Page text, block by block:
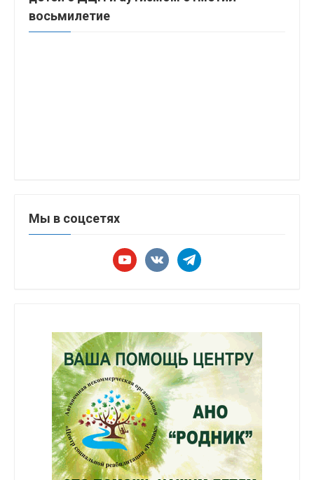
восьмилетие
Мы в соцсетях
youtubevkontaktetelegram